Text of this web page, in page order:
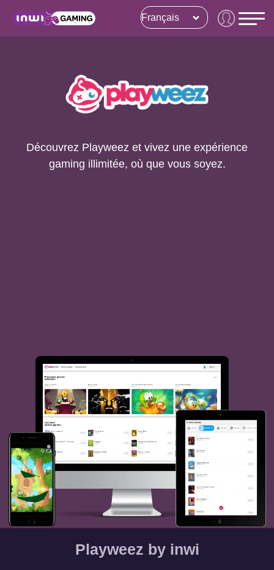
Français
Découvrez Playweez et vivez une expérience
gaming illimitée, où que vous soyez.
Playweez by inwi